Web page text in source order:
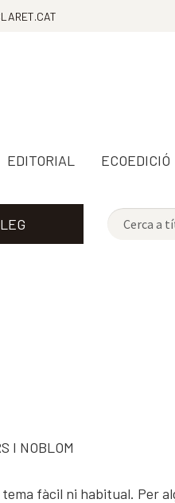
EDITORIAL ECOEDICIÓ
I NOBLOM
fàcil ni habitual. Per